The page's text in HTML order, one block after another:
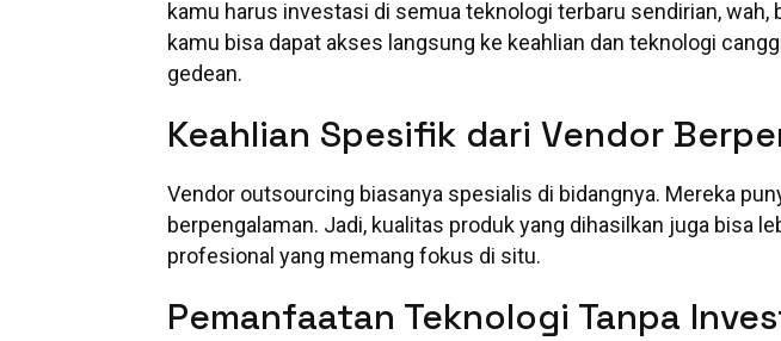
kamu harus investasi di semua teknologi terbaru sendirian, wah,
kamu bisa dapat akses langsung ke keahlian dan teknologi
gedean.
Keahlian Spesifik dari Vendor
Vendor outsourcing biasanya spesialis di bidangnya. Mereka
berpengalaman. Jadi, kualitas produk yang dihasilkan juga bisa
profesional yang memang fokus di situ.
Pemanfaatan Teknologi Tanpa